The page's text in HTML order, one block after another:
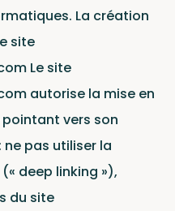
La création
site
Le site
autorise la mise en
pointant vers son
ne pas utiliser la
deep linking »),
du site
et Google
et